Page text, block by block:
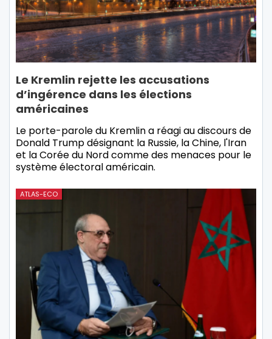
Le Kremlin rejette les accusations
d’ingérence dans les élections
américaines
Le porte-parole du Kremlin a réagi au discours de
Donald Trump désignant la Russie, la Chine, l'Iran
et la Corée du Nord comme des menaces pour le
système électoral américain.
ATLAS-ECO